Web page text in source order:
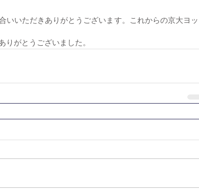
いいただきありがとうございます。これからの京大ヨッ
りがとうございました。